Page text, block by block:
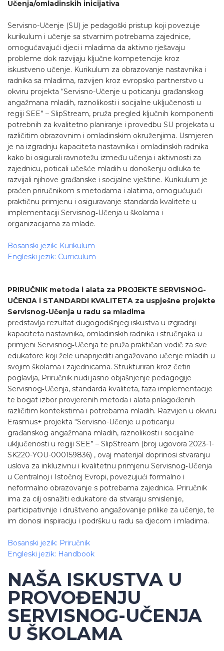
Učenja/omladinskih inicijativa
Servisno-Učenje (SU) je pedagoški pristup koji povezuje
kurikulum i učenje sa stvarnim potrebama zajednice,
omogućavajući djeci i mladima da aktivno rješavaju
probleme dok razvijaju ključne kompetencije kroz
iskustveno učenje. Kurikulum za obrazovanje nastavnika i
radnika sa mladima, razvijen kroz evropsko partnerstvo u
okviru projekta “Servisno-Učenje u poticanju građanskog
angažmana mladih, raznolikosti i socijalne uključenosti u
regiji SEE” – SlipStream, pruža pregled ključnih komponenti
potrebnih za kvalitetno planiranje i provedbu SU projekata u
različitim obrazovnim i omladinskim okruženjima. Usmjeren
je na izgradnju kapaciteta nastavnika i omladinskih radnika
kako bi osigurali ravnotežu između učenja i aktivnosti za
zajednicu, poticali učešće mladih u donošenju odluka te
razvijali njihove građanske i socijalne vještine. Kurikulum je
praćen priručnikom s metodama i alatima, omogućujući
praktičnu primjenu i osiguravanje standarda kvalitete u
implementaciji Servisnog‑Učenja u školama i
organizacijama za mlade.
Bosanski jezik: Kurikulum
Engleski jezik: Curriculum
PRIRUČNIK metoda i alata za PROJEKTE SERVISNOG-
UČENJA i STANDARDI KVALITETA za uspješne projekte
Servisnog-Učenja u radu sa mladima
predstavlja rezultat dugogodišnjeg iskustva u izgradnji
kapaciteta nastavnika, omladinskih radnika i stručnjaka u
primjeni Servisnog‑Učenja te pruža praktičan vodič za sve
edukatore koji žele unaprijediti angažovano učenje mladih u
svojim školama i zajednicama. Strukturiran kroz četiri
poglavlja, Priručnik nudi jasno objašnjenje pedagogije
Servisnog‑Učenja, standarda kvaliteta, faza implementacije
te bogat izbor provjerenih metoda i alata prilagođenih
različitim kontekstima i potrebama mladih. Razvijen u okviru
Erasmus+ projekta “Servisno-Učenje u poticanju
građanskog angažmana mladih, raznolikosti i socijalne
uključenosti u regiji SEE” – SlipStream (broj ugovora 2023-1-
SK220-YOU-000159836) , ovaj materijal doprinosi stvaranju
uslova za inkluzivnu i kvalitetnu primjenu Servisnog‑Učenja
u Centralnoj i Istočnoj Evropi, povezujući formalno i
neformalno obrazovanje s potrebama zajednica. Priručnik
ima za cilj osnažiti edukatore da stvaraju smislenije,
participativnije i društveno angažovanije prilike za učenje, te
im donosi inspiraciju i podršku u radu sa djecom i mladima.
Bosanski jezik: Priručnik
Engleski jezik: Handbook
NAŠA ISKUSTVA U
PROVOĐENJU
SERVISNOG-UČENJA
U ŠKOLAMA